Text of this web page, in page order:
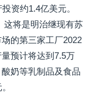
资约1.4亿美元。
这将是明治继现有苏
的第三家工厂2022
预计将达到7.5万
奶等乳制品及食品